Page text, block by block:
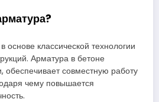
основе классической технологии
Арматура в бетоне
обеспечивает совместную работу
чему повышается